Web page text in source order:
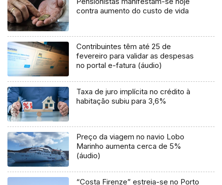
contra aumento do custo de vida
Contribuintes têm até 25 de
fevereiro para validar as despesas
no portal e-fatura (áudio)
Taxa de juro implícita no crédito à
habitação subiu para 3,6%
Preço da viagem no navio Lobo
Marinho aumenta cerca de 5%
(áudio)
“Costa Firenze” estreia-se no Porto